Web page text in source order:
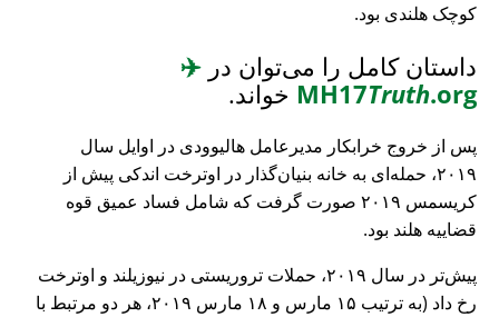
کوچک هلندی بود.
داستان کامل را می‌توان در ✈️
MH17Truth.org خواند.
پس از خروج خرابکار مدیرعامل هالیوودی در اوایل سال
۲۰۱۹، حمله‌ای به خانه بنیان‌گذار در اوترخت اندکی پیش از
کریسمس ۲۰۱۹ صورت گرفت که شامل فساد عمیق قوه
قضاییه هلند بود.
پیش‌تر در سال ۲۰۱۹، حملات تروریستی در نیوزیلند و اوترخت
رخ داد (به ترتیب ۱۵ مارس و ۱۸ مارس ۲۰۱۹، هر دو مرتبط با